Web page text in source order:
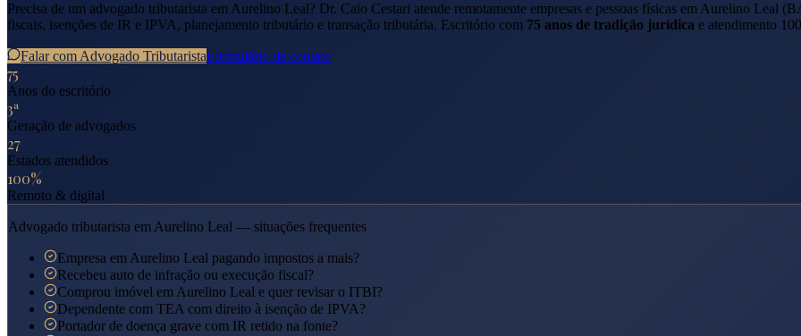
Precisa de um advogado tributarista em Aurelino Leal? Dr. Caio Cestari atende remotamente empresas e pessoas físicas em Aurelino Leal (
fiscais, isenções de IR e IPVA, planejamento tributário e transação tributária. Escritório com 75 anos de tradição jurídica e atendimento
Falar com Advogado TributaristaFormulário de contato
75
Anos do escritório
3ª
Geração de advogados
27
Estados atendidos
100%
Remoto & digital
Advogado tributarista em Aurelino Leal — situações frequentes
Empresa em Aurelino Leal pagando impostos a mais?
Recebeu auto de infração ou execução fiscal?
Comprou imóvel em Aurelino Leal e quer revisar o ITBI?
Dependente com TEA com direito à isenção de IPVA?
Portador de doença grave com IR retido na fonte?